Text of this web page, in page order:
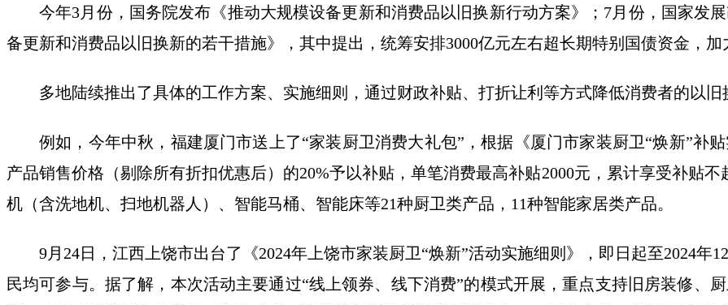
今年3月份，国务院发布《推动大规模设备更新和消费品以旧换新行动方案》；7月份，国家发
备更新和消费品以旧换新的若干措施》，其中提出，统筹安排3000亿元左右超长期特别国债资金，加
多地陆续推出了具体的工作方案、实施细则，通过财政补贴、打折让利等方式降低消费者的以旧
例如，今年中秋，福建厦门市送上了“家装厨卫消费大礼包”，根据《厦门市家装厨卫“焕新”补
产品销售价格（剔除所有折扣优惠后）的20%予以补贴，单笔消费最高补贴2000元，累计享受补贴
机（含洗地机、扫地机器人）、智能马桶、智能床等21种厨卫类产品，11种智能家居类产品。
9月24日，江西上饶市出台了《2024年上饶市家装厨卫“焕新”活动实施细则》，即日起至2024年
民均可参与。据了解，本次活动主要通过“线上领券、线下消费”的模式开展，重点支持旧房装修、